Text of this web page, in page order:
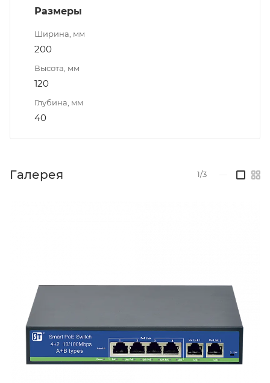
Размеры
Ширина, мм
200
Высота, мм
120
Глубина, мм
40
Галерея 1/3